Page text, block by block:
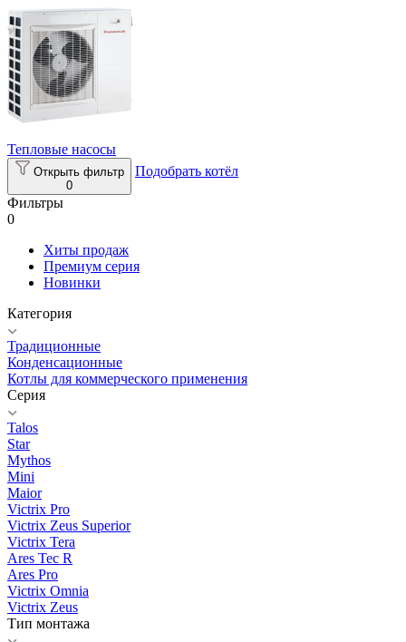
Тепловые насосы
Открыть фильтр
0
Подобрать котёл
Фильтры
0
Хиты продаж
Премиум серия
Новинки
Категория
Традиционные
Конденсационные
Котлы для коммерческого применения
Серия
Talos
Star
Mythos
Mini
Maior
Victrix Pro
Victrix Zeus Superior
Victrix Tera
Ares Tec R
Ares Pro
Victrix Omnia
Victrix Zeus
Тип монтажа